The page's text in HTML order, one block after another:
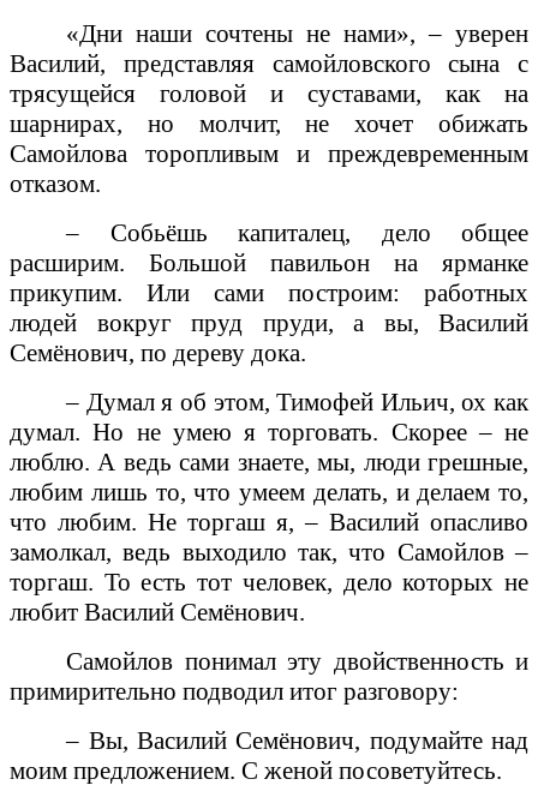
«Дни наши сочтены не нами», – уверен
Василий, представляя самойловского сына с
трясущейся головой и суставами, как на
шарнирах, но молчит, не хочет обижать
Самойлова торопливым и преждевременным
отказом.
– Собьёшь капиталец, дело общее
расширим. Большой павильон на ярманке
прикупим. Или сами построим: работных
людей вокруг пруд пруди, а вы, Василий
Семёнович, по дереву дока.
– Думал я об этом, Тимофей Ильич, ох как
думал. Но не умею я торговать. Скорее – не
люблю. А ведь сами знаете, мы, люди грешные,
любим лишь то, что умеем делать, и делаем то,
что любим. Не торгаш я, – Василий опасливо
замолкал, ведь выходило так, что Самойлов –
торгаш. То есть тот человек, дело которых не
любит Василий Семёнович.
Самойлов понимал эту двойственность и
примирительно подводил итог разговору:
– Вы, Василий Семёнович, подумайте над
моим предложением. С женой посоветуйтесь.